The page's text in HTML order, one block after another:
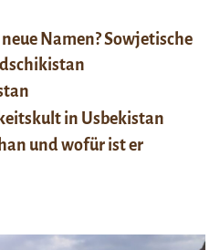
Namen? Sowjetische
in Usbekistan
und wofür ist er